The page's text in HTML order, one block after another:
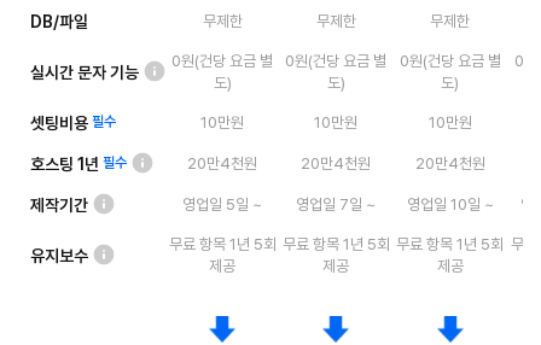
DB/파일 무제한 무제한 무제한
실시간 문자 기능
0원(건당 요금 별
도)
0원(건당 요금 별
도)
0원(건당 요금 별
도)
0원
셋팅비용 필수 10만원 10만원 10만원
호스팅 1년 필수 20만4천원 20만4천원 20만4천원
제작기간 영업일 5일 ~ 영업일 7일 ~ 영업일 10일 ~ 영
유지보수
무료 항목 1년 5회
제공
무료 항목 1년 5회
제공
무료 항목 1년 5회
제공
무료